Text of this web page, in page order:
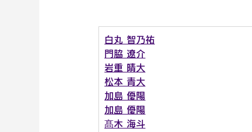
白丸 智乃祐
門脇 遼介
岩重 晴大
松本 青大
加島 優陽
加島 優陽
髙木 海斗